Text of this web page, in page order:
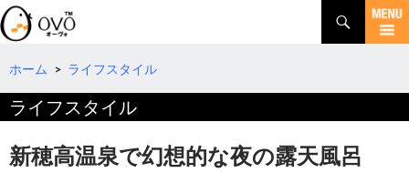
検
索
コ
テ
ツ
へ
移
動
ホーム > ライフスタイル
ライフスタイル
新穂高温泉で幻想的な夜の露天風呂